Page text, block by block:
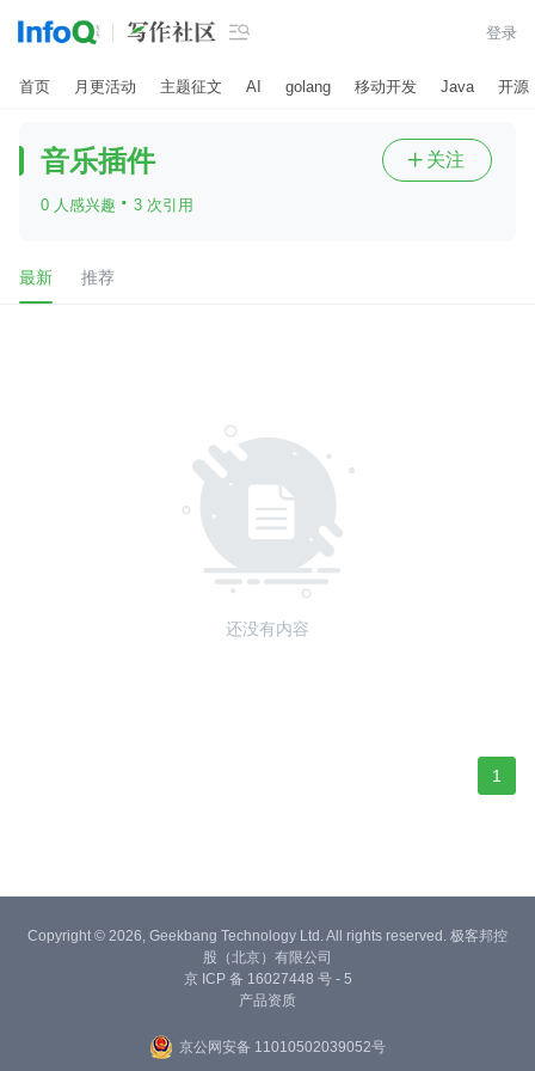
 登录
首页 月更活动 主题征文 AI golang 移动开发 Java 开源
音乐插件
0 人感兴趣 · 3 次引用
 关注
最新 推荐
还没有内容
1
Copyright © 2026, Geekbang Technology Ltd. All rights reserved. 极客邦控
股（北京）有限公司
京 ICP 备 16027448 号 - 5
产品资质
京公网安备 11010502039052号